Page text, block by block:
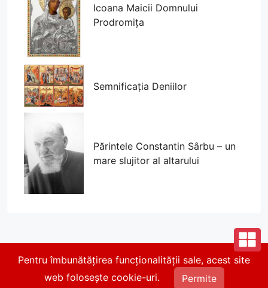
Icoana Maicii Domnului
Prodromița
Semnificația Deniilor
Părintele Constantin Sârbu – un
mare slujitor al altarului
© 2026 Parohia Parcul Călărași. Toate drepturile
rezervate.
Pentru îmbunătățirea funcționalității sale, acest site
web folosește cookie-uri.
Permite